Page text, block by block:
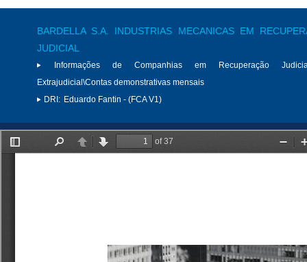
BARDELLA S.A. INDUSTRIAS MECANICAS EM
JUDICIAL
Informações de Companhias em Recuperação
Extrajudicial\Contas demonstrativas mensais
DRI: Eduardo Fantin - (FCA V1)